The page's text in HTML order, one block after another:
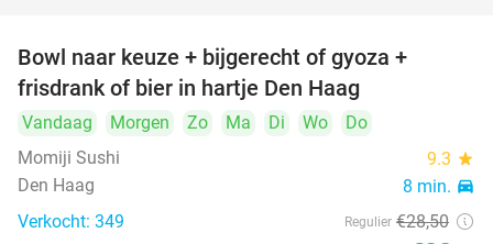
Bowl naar keuze + bijgerecht of gyoza +
frisdrank of bier in hartje Den Haag
Vandaag Morgen Zo Ma Di Wo
Do
Momiji Sushi
9.3 star
Den Haag 8 min. directions_car
Verkocht: 349 Regulier €28,50